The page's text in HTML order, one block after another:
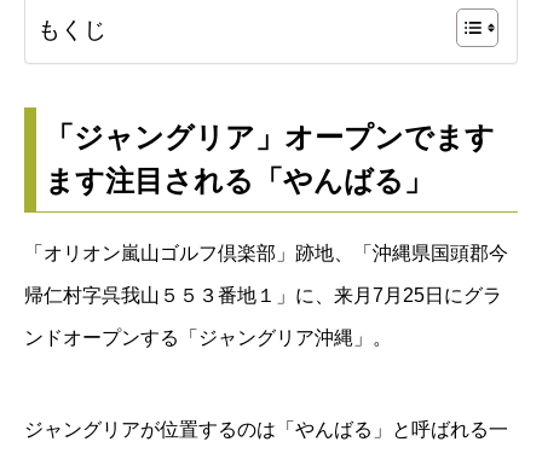
もくじ
「ジャングリア」オープンでます
ます注目される「やんばる」
「オリオン嵐山ゴルフ倶楽部」跡地、「沖縄県国頭郡今
帰仁村字呉我山５５３番地１」に、来月7月25日にグラ
ンドオープンする「ジャングリア沖縄」。
ジャングリアが位置するのは「やんばる」と呼ばれる一